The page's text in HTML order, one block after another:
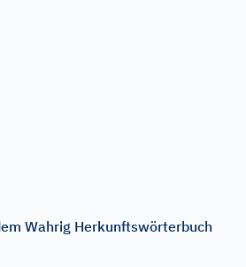
Wahrig Herkunftswörterbuch